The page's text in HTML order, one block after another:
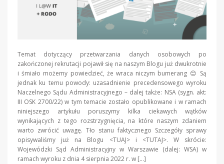
Temat dotyczący przetwarzania danych osobowych po
zakończonej rekrutacji pojawił się na naszym Blogu już dwukrotnie
i śmiało możemy powiedzieć, że wraca niczym bumerang 😊 Są
jednak ku temu powody: uzasadnienie precedensowego wyroku
Naczelnego Sądu Administracyjnego – dalej także: NSA (sygn. akt:
III OSK 2700/22) w tym temacie zostało opublikowane i w ramach
niniejszego artykułu poruszymy kilka ciekawych wątków
wynikających z tego rozstrzygnięcia, na które naszym zdaniem
warto zwrócić uwagę. Tło stanu faktycznego Szczegóły sprawy
opisywaliśmy już na Blogu <TUAJ> i <TUTAJ>. W skrócie:
Wojewódzki Sąd Administracyjny w Warszawie (dalej: WSA) w
ramach wyroku z dnia 4 sierpnia 2022 r. w […]